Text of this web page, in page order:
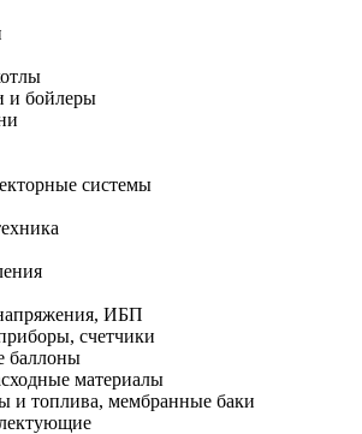
и бойлеры
системы
ИБП
счетчики
баллоны
материалы
и топлива, мембранные баки